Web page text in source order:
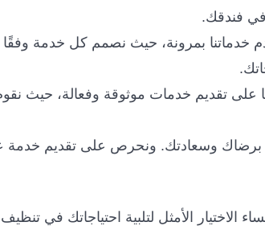
في فندقك.
بمرونة، حيث نصمم كل خدمة وفقًا
تقديم خدمات موثوقة وفعالة، حيث
برضاك وسعادتك. ونحرص على تقديم خدمة
الاختيار الأمثل لتلبية احتياجاتك في